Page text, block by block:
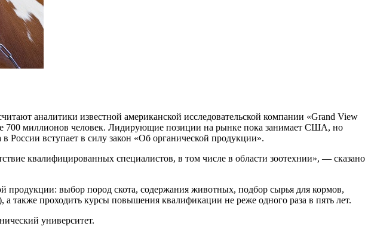
аналитики известной американской исследовательской компании «Grand View
700 миллионов человек. Лидирующие позиции на рынке пока занимает США, но
России вступает в силу закон «Об органической продукции».
квалифицированных специалистов, в том числе в области зоотехнии», — сказано
продукции: выбор пород скота, содержания животных, подбор сырья для кормов,
а также проходить курсы повышения квалификации не реже одного раза в пять лет.
университет.